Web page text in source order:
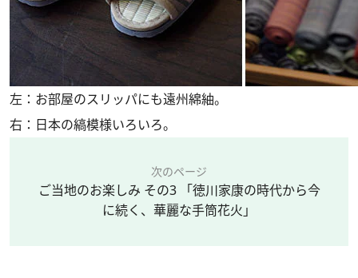
左：お部屋のスリッパにも遠州綿紬。
右：日本の縞模様いろいろ。
次のページ
ご当地のお楽しみ その3 「徳川家康の時代から今
に続く、華麗な手筒花火」